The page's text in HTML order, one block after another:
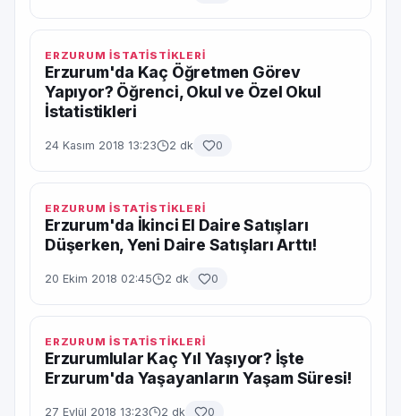
ERZURUM İSTATİSTİKLERİ
Erzurum'da Kaç Öğretmen Görev
Yapıyor? Öğrenci, Okul ve Özel Okul
İstatistikleri
24 Kasım 2018 13:23 2 dk 0
ERZURUM İSTATİSTİKLERİ
Erzurum'da İkinci El Daire Satışları
Düşerken, Yeni Daire Satışları Arttı!
20 Ekim 2018 02:45 2 dk 0
ERZURUM İSTATİSTİKLERİ
Erzurumlular Kaç Yıl Yaşıyor? İşte
Erzurum'da Yaşayanların Yaşam Süresi!
27 Eylül 2018 13:23 2 dk 0